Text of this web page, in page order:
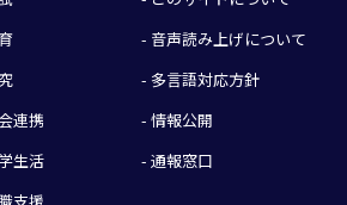
連携
生活
- 音声読み上げについて
- 多言語対応方針
- 情報公開
- 通報窓口